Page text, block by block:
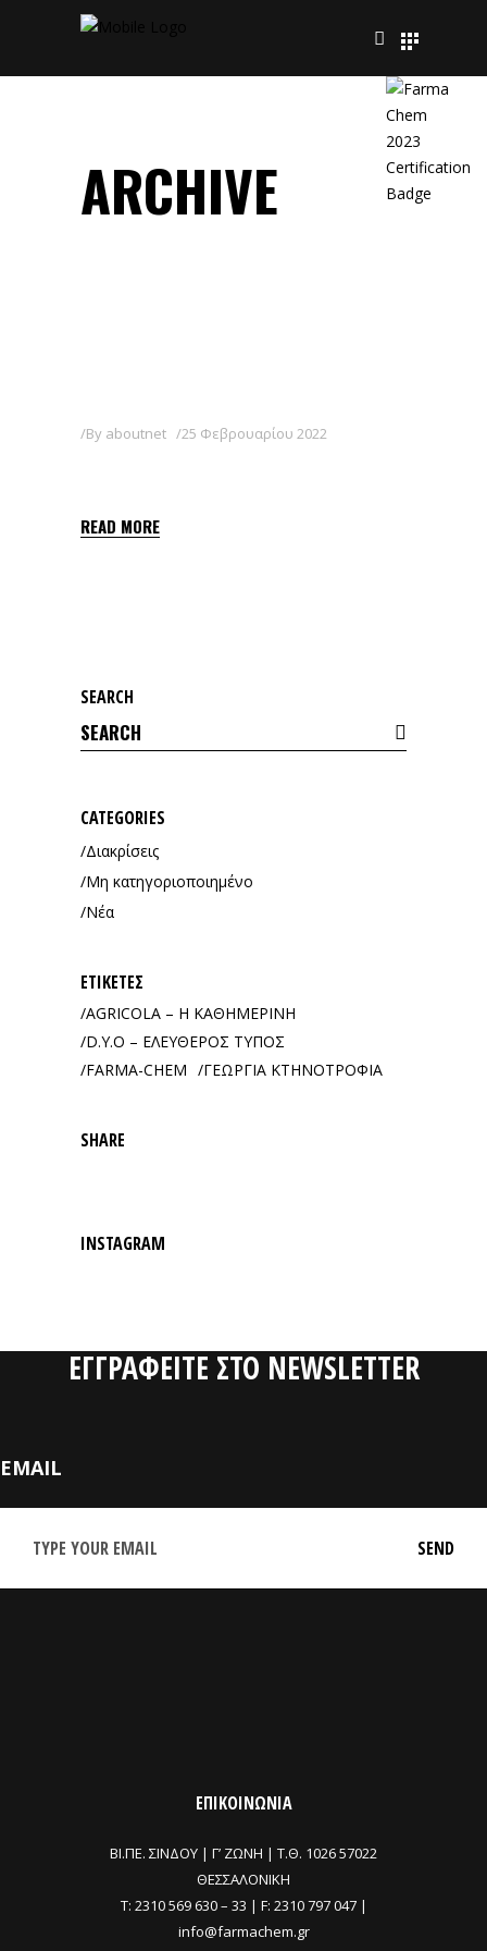
ARCHIVE
By aboutnet 25 Φεβρουαρίου 2022
READ MORE
SEARCH
Search
for:
CATEGORIES
Διακρίσεις
Μη κατηγοριοποιημένο
Νέα
ΕΤΙΚΈΤΕΣ
AGRICOLA – Η ΚΑΘΗΜΕΡΙΝΗ
D.Y.O – ΕΛΕΥΘΕΡΟΣ ΤΥΠΟΣ
FARMA-CHEM
ΓΕΩΡΓΙΑ ΚΤΗΝΟΤΡΟΦΙΑ
SHARE
INSTAGRAM
ΕΓΓΡΑΦΕΙΤΕ ΣΤΟ NEWSLETTER
EMAIL
ΕΠΙΚΟΙΝΩΝΙΑ
ΒΙ.ΠΕ. ΣΙΝΔΟΥ | Γ’ ΖΩΝΗ | Τ.Θ. 1026 57022
ΘΕΣΣΑΛΟΝΙΚΗ
T: 2310 569 630– 33 | F: 2310 797 047 |
info@farmachem.gr